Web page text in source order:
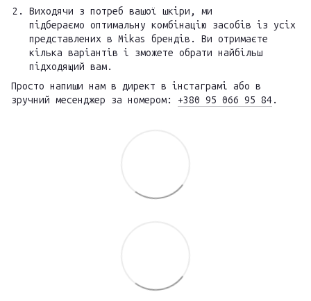
Виходячи з потреб вашої шкіри, ми
підбераємо оптимальну комбінацію засобів із усіх
представлених в Mikas брендів. Ви отримаєте
кілька варіантів і зможете обрати найбільш
підходящий вам.
Просто напиши нам в директ в інстаграмі або в
зручний месенджер за номером: +380 95 066 95 84.